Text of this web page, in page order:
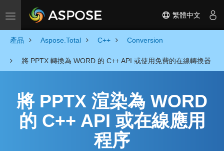
Toggle navigation 繁體中文
產品 Aspose.Total C++ Conversion
將 PPTX 轉換為 WORD 的 C++ API 或使用免費的在線轉換器
將 PPTX 渲染為 WORD
的 C++ API 或在線應用
程序